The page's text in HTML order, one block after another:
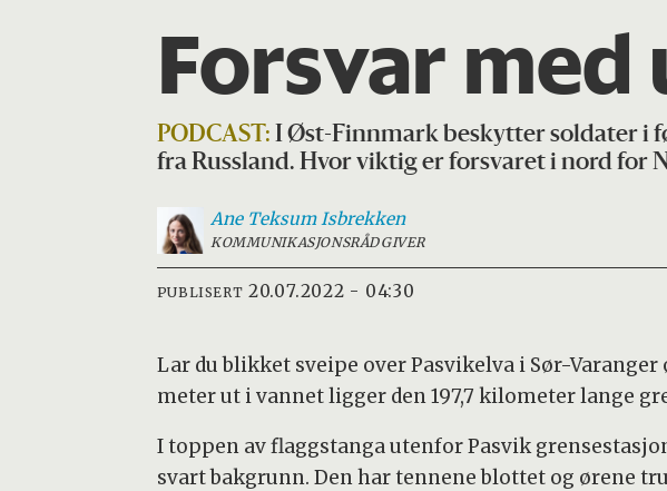
Forsvar med
PODCAST: I Øst-Finnmark beskytter soldater i
fra Russland. Hvor viktig er forsvaret i nord for
Ane Teksum Isbrekken
KOMMUNIKASJONSRÅDGIVER
PUBLISERT 20.07.2022 - 04:30
Lar du blikket sveipe over Pasvikelva i Sør-
meter ut i vannet ligger den 197,7 kilometer lange
I toppen av flaggstanga utenfor Pasvik
svart bakgrunn. Den har tennene blottet og ørene